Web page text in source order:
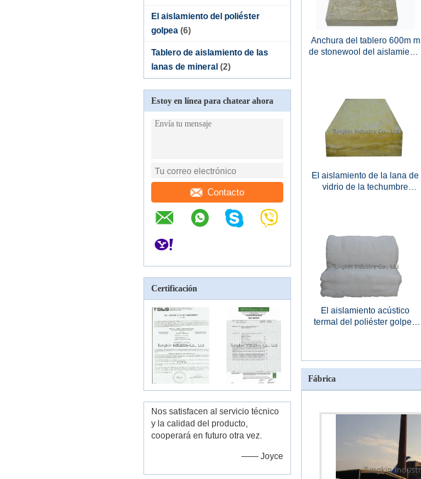
El aislamiento del poliéster
golpea (6)
Tablero de aislamiento de las
lanas de mineral (2)
Estoy en línea para chatear ahora
Contacto
Certificación
Nos satisfacen al servicio técnico
y la calidad del producto,
cooperará en futuro otra vez.
—— Joyce
Anchura del tablero 600m m
de stonewool del aislamiento
El aislamiento de la lana de
vidrio de la techumbre
El aislamiento acústico
termal del poliéster golpea
Fábrica